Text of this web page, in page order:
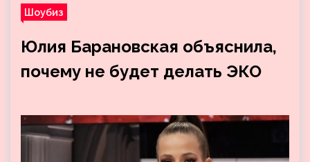
Шоубиз
Юлия Барановская объяснила,
почему не будет делать ЭКО